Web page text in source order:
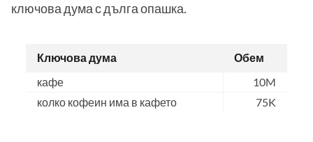
ключова дума с дълга опашка.
Ключова дума
Обем
кафе
10M
колко кофеин има в кафето
75K